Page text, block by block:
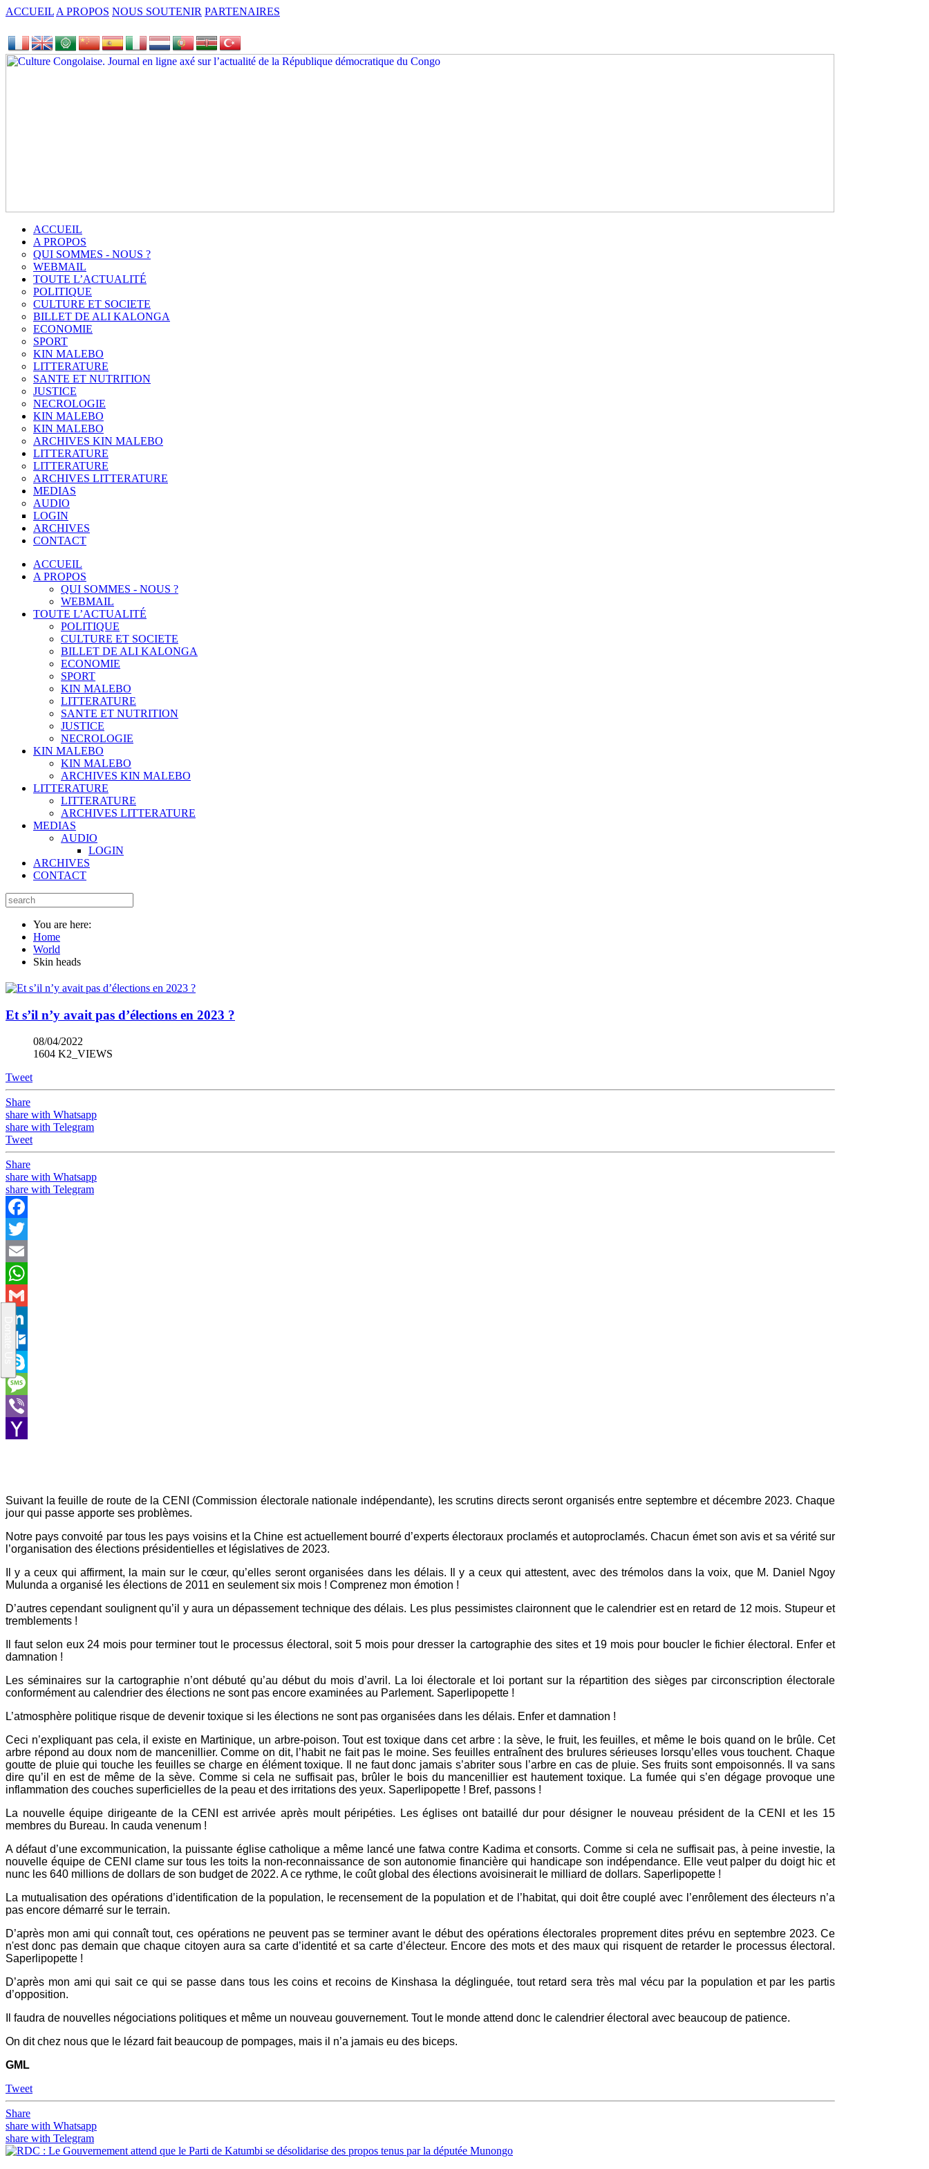
ACCUEIL A PROPOS NOUS SOUTENIR PARTENAIRES
ACCUEIL
A PROPOS
QUI SOMMES - NOUS ?
WEBMAIL
TOUTE L’ACTUALITÉ
POLITIQUE
CULTURE ET SOCIETE
BILLET DE ALI KALONGA
ECONOMIE
SPORT
KIN MALEBO
LITTERATURE
SANTE ET NUTRITION
JUSTICE
NECROLOGIE
KIN MALEBO
KIN MALEBO
ARCHIVES KIN MALEBO
LITTERATURE
LITTERATURE
ARCHIVES LITTERATURE
MEDIAS
AUDIO
LOGIN
ARCHIVES
CONTACT
ACCUEIL
A PROPOS
QUI SOMMES - NOUS ?
WEBMAIL
TOUTE L’ACTUALITÉ
POLITIQUE
CULTURE ET SOCIETE
BILLET DE ALI KALONGA
ECONOMIE
SPORT
KIN MALEBO
LITTERATURE
SANTE ET NUTRITION
JUSTICE
NECROLOGIE
KIN MALEBO
KIN MALEBO
ARCHIVES KIN MALEBO
LITTERATURE
LITTERATURE
ARCHIVES LITTERATURE
MEDIAS
AUDIO
LOGIN
ARCHIVES
CONTACT
You are here:
Home
World
Skin heads
Et s’il n’y avait pas d’élections en 2023 ?
08/04/2022
1604 K2_VIEWS
Tweet
Share
share with Whatsapp
share with Telegram
Tweet
Share
share with Whatsapp
share with Telegram
Facebook
Twitter
Email
WhatsApp
Gmail
LinkedIn
Outlook.com
Skype
Message
Viber
Suivant la feuille de route de la CENI (Commission électorale nationale indépendante), les scrutins directs seront organisés entre septembre et décembre 2023. Chaque
jour qui passe apporte ses problèmes.
Notre pays convoité par tous les pays voisins et la Chine est actuellement bourré d’experts électoraux proclamés et autoproclamés. Chacun émet son avis et sa vérité sur
l’organisation des élections présidentielles et législatives de 2023.
Il y a ceux qui affirment, la main sur le cœur, qu’elles seront organisées dans les délais. Il y a ceux qui attestent, avec des trémolos dans la voix, que M. Daniel Ngoy
Mulunda a organisé les élections de 2011 en seulement six mois ! Comprenez mon émotion !
D’autres cependant soulignent qu’il y aura un dépassement technique des délais. Les plus pessimistes claironnent que le calendrier est en retard de 12 mois. Stupeur et
tremblements !
Il faut selon eux 24 mois pour terminer tout le processus électoral, soit 5 mois pour dresser la cartographie des sites et 19 mois pour boucler le fichier électoral. Enfer et
damnation !
Les séminaires sur la cartographie n’ont débuté qu’au début du mois d’avril. La loi électorale et loi portant sur la répartition des sièges par circonscription électorale
conformément au calendrier des élections ne sont pas encore examinées au Parlement. Saperlipopette !
L’atmosphère politique risque de devenir toxique si les élections ne sont pas organisées dans les délais. Enfer et damnation !
Ceci n’expliquant pas cela, il existe en Martinique, un arbre-poison. Tout est toxique dans cet arbre : la sève, le fruit, les feuilles, et même le bois quand on le brûle. Cet
arbre répond au doux nom de mancenillier. Comme on dit, l’habit ne fait pas le moine. Ses feuilles entraînent des brulures sérieuses lorsqu’elles vous touchent. Chaque
goutte de pluie qui touche les feuilles se charge en élément toxique. Il ne faut donc jamais s’abriter sous l’arbre en cas de pluie. Ses fruits sont empoisonnés. Il va sans
dire qu’il en est de même de la sève. Comme si cela ne suffisait pas, brûler le bois du mancenillier est hautement toxique. La fumée qui s’en dégage provoque une
inflammation des couches superficielles de la peau et des irritations des yeux. Saperlipopette ! Bref, passons !
La nouvelle équipe dirigeante de la CENI est arrivée après moult péripéties. Les églises ont bataillé dur pour désigner le nouveau président de la CENI et les 15
membres du Bureau. In cauda venenum !
A défaut d’une excommunication, la puissante église catholique a même lancé une fatwa contre Kadima et consorts. Comme si cela ne suffisait pas, à peine investie, la
nouvelle équipe de CENI clame sur tous les toits la non-reconnaissance de son autonomie financière qui handicape son indépendance. Elle veut palper du doigt hic et
nunc les 640 millions de dollars de son budget de 2022. A ce rythme, le coût global des élections avoisinerait le milliard de dollars. Saperlipopette !
La mutualisation des opérations d’identification de la population, le recensement de la population et de l’habitat, qui doit être couplé avec l’enrôlement des électeurs n’a
pas encore démarré sur le terrain.
D’après mon ami qui connaît tout, ces opérations ne peuvent pas se terminer avant le début des opérations électorales proprement dites prévu en septembre 2023. Ce
n'est donc pas demain que chaque citoyen aura sa carte d’identité et sa carte d’électeur. Encore des mots et des maux qui risquent de retarder le processus électoral.
Saperlipopette !
D’après mon ami qui sait ce qui se passe dans tous les coins et recoins de Kinshasa la déglinguée, tout retard sera très mal vécu par la population et par les partis
d’opposition.
Il faudra de nouvelles négociations politiques et même un nouveau gouvernement. Tout le monde attend donc le calendrier électoral avec beaucoup de patience.
On dit chez nous que le lézard fait beaucoup de pompages, mais il n’a jamais eu des biceps.
GML
Tweet
Share
share with Whatsapp
share with Telegram